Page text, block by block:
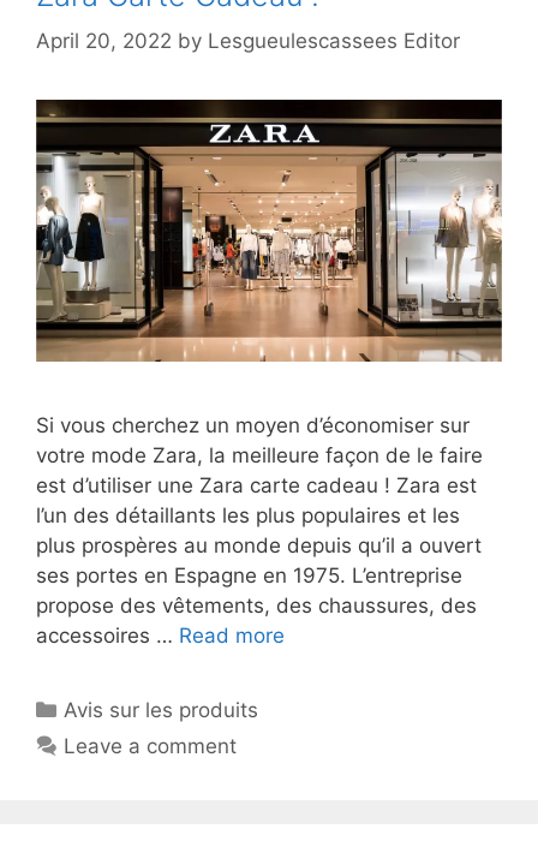
April 20, 2022 by Lesgueulescassees Editor
Si vous cherchez un moyen d’économiser sur
votre mode Zara, la meilleure façon de le faire
est d’utiliser une Zara carte cadeau ! Zara est
l’un des détaillants les plus populaires et les
plus prospères au monde depuis qu’il a ouvert
ses portes en Espagne en 1975. L’entreprise
propose des vêtements, des chaussures, des
accessoires … Read more
Avis sur les produits
Leave a comment